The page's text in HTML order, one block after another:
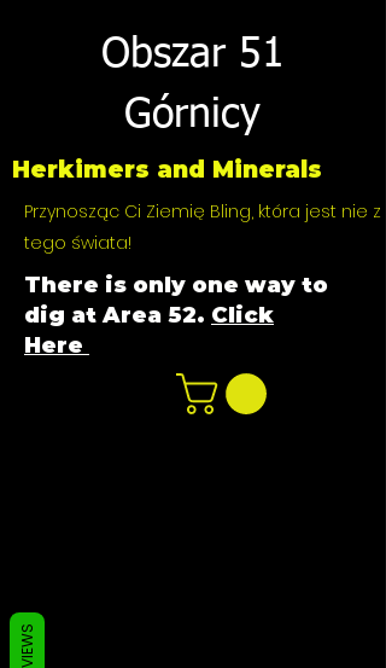
Obszar 51
Górnicy
Herkimers and Minerals
Przynosząc Ci Ziemię Bling, która jest nie z
tego świata!
There is only one way to
dig at Area 52. Click
Here
REVIEWS